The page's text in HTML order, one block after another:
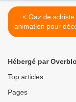
< Gaz de schiste : une
animation pour
qu'est
Hébergé par
Top articles
Pages